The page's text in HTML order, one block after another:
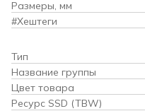
Размеры, мм
#Хештеги
Тип
Название группы
Цвет товара
Ресурс SSD (TBW)